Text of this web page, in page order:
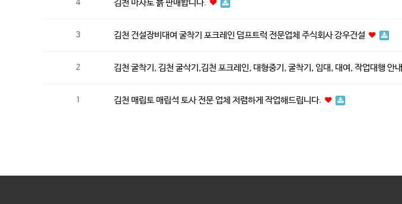
4 김천 마사토 흙 판매합니다.
3 김천 건설장비대여 굴착기 포크레인 덤프트럭 전문업체 주식회사 강우건설
2 김천 굴착기, 김천 굴삭기,김천 포크레인, 대형중기, 굴착기, 임대, 대여, 작업대행 안내
1 김천 매립토 매립석 토사 전문 업체 저렴하게 작업해드립니다.